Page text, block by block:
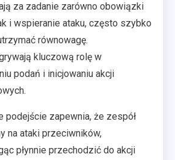
za zadanie zarówno obowiązki
i wspieranie ataku, często szybko
równowagę.
kluczową rolę w
podań i inicjowaniu akcji
podejście zapewnia, że zespół
na ataki przeciwników,
płynnie przechodzić do akcji